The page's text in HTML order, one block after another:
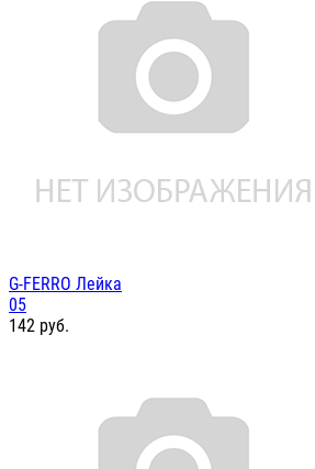
G-FERRO Лейка
05
142 руб.